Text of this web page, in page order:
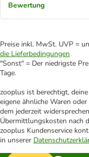
Bewertung
Preise inkl. MwSt. UVP =
die Lieferbedingungen
"Sonst" = Der niedrigste
Tage.
zooplus ist berechtigt,
eigene ähnliche Waren
dem jederzeit
Übermittlungskosten nach
zooplus Kundenservice
in unserer